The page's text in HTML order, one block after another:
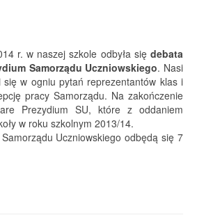
r. w naszej szkole odbyła się debata
Samorządu Uczniowskiego. Nasi
się w ogniu pytań reprezentantów klas i
pracy Samorządu. Na zakończenie
Prezydium SU, które z oddaniem
w roku szkolnym 2013/14.
Uczniowskiego odbędą się 7